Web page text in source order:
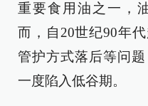
重要食用油之一，
而，自20世纪90年
管护方式落后等问
一度陷入低谷期。